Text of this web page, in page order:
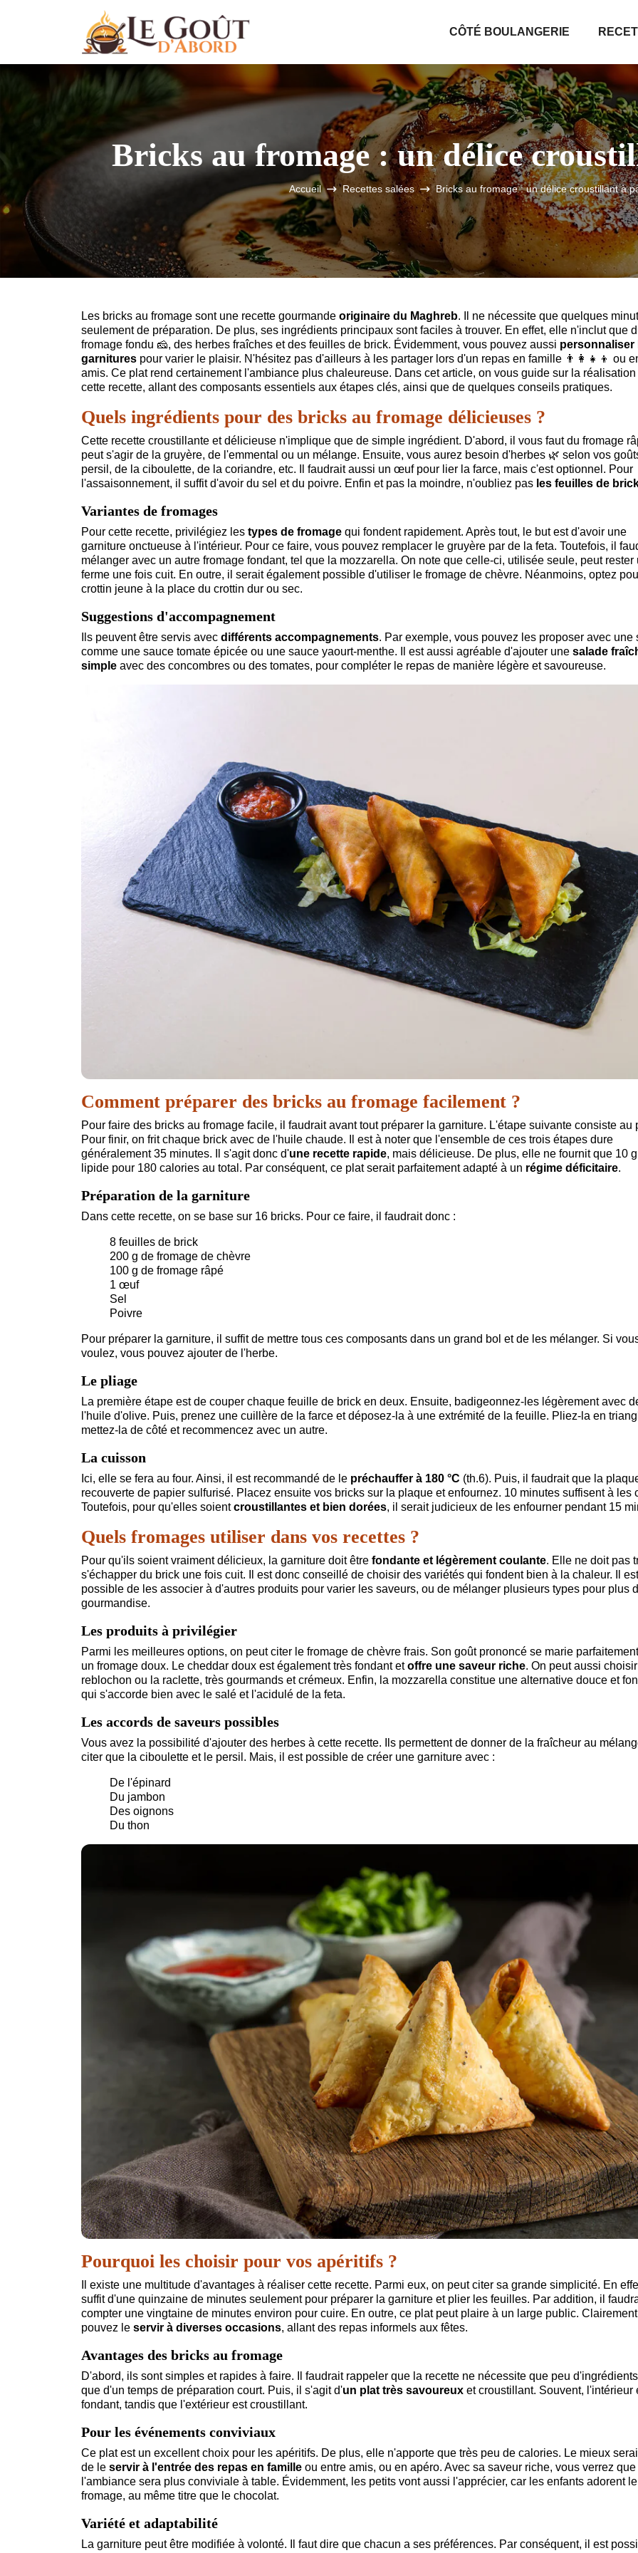
CÔTÉ BOULANGERIE
Bricks au fromage : un délice
Accueil Recettes salées Bricks au fromage : un délice croustillant à
Les bricks au fromage sont une recette gourmande originaire du Maghreb. Il ne nécessite que quelques
seulement de préparation. De plus, ses ingrédients principaux sont faciles à trouver. En effet, elle n'inclut que
fromage fondu 🧀, des herbes fraîches et des feuilles de brick. Évidemment, vous pouvez aussi personnaliser
garnitures pour varier le plaisir. N'hésitez pas d'ailleurs à les partager lors d'un repas en famille 👨‍👩‍👧‍👦 ou
amis. Ce plat rend certainement l'ambiance plus chaleureuse. Dans cet article, on vous guide sur la réalisation
cette recette, allant des composants essentiels aux étapes clés, ainsi que de quelques conseils pratiques.
Quels ingrédients pour des bricks au fromage délicieuses ?
Cette recette croustillante et délicieuse n'implique que de simple ingrédient. D'abord, il vous faut du fromage
peut s'agir de la gruyère, de l'emmental ou un mélange. Ensuite, vous aurez besoin d'herbes 🌿 selon vos
persil, de la ciboulette, de la coriandre, etc. Il faudrait aussi un œuf pour lier la farce, mais c'est optionnel. Pour
l'assaisonnement, il suffit d'avoir du sel et du poivre. Enfin et pas la moindre, n'oubliez pas les feuilles de
Variantes de fromages
Pour cette recette, privilégiez les types de fromage qui fondent rapidement. Après tout, le but est d'avoir une
garniture onctueuse à l'intérieur. Pour ce faire, vous pouvez remplacer le gruyère par de la feta. Toutefois, il
mélanger avec un autre fromage fondant, tel que la mozzarella. On note que celle-ci, utilisée seule, peut rester
ferme une fois cuit. En outre, il serait également possible d'utiliser le fromage de chèvre. Néanmoins, optez
crottin jeune à la place du crottin dur ou sec.
Suggestions d'accompagnement
Ils peuvent être servis avec différents accompagnements. Par exemple, vous pouvez les proposer avec une
comme une sauce tomate épicée ou une sauce yaourt-menthe. Il est aussi agréable d'ajouter une salade
simple avec des concombres ou des tomates, pour compléter le repas de manière légère et savoureuse.
Comment préparer des bricks au fromage facilement ?
Pour faire des bricks au fromage facile, il faudrait avant tout préparer la garniture. L'étape suivante consiste au
Pour finir, on frit chaque brick avec de l'huile chaude. Il est à noter que l'ensemble de ces trois étapes dure
généralement 35 minutes. Il s'agit donc d'une recette rapide, mais délicieuse. De plus, elle ne fournit que 10
lipide pour 180 calories au total. Par conséquent, ce plat serait parfaitement adapté à un régime déficitaire.
Préparation de la garniture
Dans cette recette, on se base sur 16 bricks. Pour ce faire, il faudrait donc :
8 feuilles de brick
200 g de fromage de chèvre
100 g de fromage râpé
1 œuf
Sel
Poivre
Pour préparer la garniture, il suffit de mettre tous ces composants dans un grand bol et de les mélanger. Si
voulez, vous pouvez ajouter de l'herbe.
Le pliage
La première étape est de couper chaque feuille de brick en deux. Ensuite, badigeonnez-les légèrement avec
l'huile d'olive. Puis, prenez une cuillère de la farce et déposez-la à une extrémité de la feuille. Pliez-la en
mettez-la de côté et recommencez avec un autre.
La cuisson
Ici, elle se fera au four. Ainsi, il est recommandé de le préchauffer à 180 °C (th.6). Puis, il faudrait que la
recouverte de papier sulfurisé. Placez ensuite vos bricks sur la plaque et enfournez. 10 minutes suffisent à les
Toutefois, pour qu'elles soientcroustillantes et bien dorées, il serait judicieux de les enfourner pendant 15
Quels fromages utiliser dans vos recettes ?
Pour qu'ils soient vraiment délicieux, la garniture doit être fondante et légèrement coulante. Elle ne doit pas
s'échapper du brick une fois cuit. Il est donc conseillé de choisir des variétés qui fondent bien à la chaleur. Il
possible de les associer à d'autres produits pour varier les saveurs, ou de mélanger plusieurs types pour plus
gourmandise.
Les produits à privilégier
Parmi les meilleures options, on peut citer le fromage de chèvre frais. Son goût prononcé se marie
un fromage doux. Le cheddar doux est également très fondant etoffre une saveur riche. On peut aussi
reblochon ou la raclette, très gourmands et crémeux. Enfin, la mozzarella constitue une alternative douce et
qui s'accorde bien avec le salé et l'acidulé de la feta.
Les accords de saveurs possibles
Vous avez la possibilité d'ajouter des herbes à cette recette. Ils permettent de donner de la fraîcheur au
citer que la ciboulette et le persil. Mais, il est possible de créer une garniture avec :
De l'épinard
Du jambon
Des oignons
Du thon
Pourquoi les choisir pour vos apéritifs ?
Il existe une multitude d'avantages à réaliser cette recette. Parmi eux, on peut citer sa grande simplicité. En
suffit d'une quinzaine de minutes seulement pour préparer la garniture et plier les feuilles. Par addition, il
compter une vingtaine de minutes environ pour cuire. En outre, ce plat peut plaire à un large public.
pouvez le servir à diverses occasions, allant des repas informels aux fêtes.
Avantages des bricks au fromage
D'abord, ils sont simples et rapides à faire. Il faudrait rappeler que la recette ne nécessite que peu
que d'un temps de préparation court. Puis, il s'agit d'un plat très savoureux et croustillant. Souvent, l'intérieur
fondant, tandis que l'extérieur est croustillant.
Pour les événements conviviaux
Ce plat est un excellent choix pour les apéritifs. De plus, elle n'apporte que très peu de calories. Le mieux
de le servir à l'entrée des repas en famille ou entre amis, ou en apéro. Avec sa saveur riche, vous verrez que
l'ambiance sera plus conviviale à table. Évidemment, les petits vont aussi l'apprécier, car les enfants adorent le
fromage, au même titre que le chocolat.
Variété et adaptabilité
La garniture peut être modifiée à volonté. Il faut dire que chacun a ses préférences. Par conséquent, il est